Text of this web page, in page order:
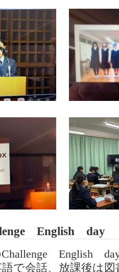
English day
Challenge English
で会話、放課後は